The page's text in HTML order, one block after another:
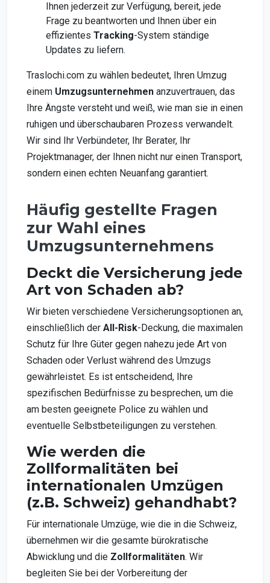
Ihnen jederzeit zur Verfügung, bereit, jede
Frage zu beantworten und Ihnen über ein
effizientes Tracking-System ständige
Updates zu liefern.
Traslochi.com zu wählen bedeutet, Ihren Umzug
einem Umzugsunternehmen anzuvertrauen, das
Ihre Ängste versteht und weiß, wie man sie in einen
ruhigen und überschaubaren Prozess verwandelt.
Wir sind Ihr Verbündeter, Ihr Berater, Ihr
Projektmanager, der Ihnen nicht nur einen Transport,
sondern einen echten Neuanfang garantiert.
Häufig gestellte Fragen
zur Wahl eines
Umzugsunternehmens
Deckt die Versicherung jede
Art von Schaden ab?
Wir bieten verschiedene Versicherungsoptionen an,
einschließlich der All-Risk-Deckung, die maximalen
Schutz für Ihre Güter gegen nahezu jede Art von
Schaden oder Verlust während des Umzugs
gewährleistet. Es ist entscheidend, Ihre
spezifischen Bedürfnisse zu besprechen, um die
am besten geeignete Police zu wählen und
eventuelle Selbstbeteiligungen zu verstehen.
Wie werden die
Zollformalitäten bei
internationalen Umzügen
(z.B. Schweiz) gehandhabt?
Für internationale Umzüge, wie die in die Schweiz,
übernehmen wir die gesamte bürokratische
Abwicklung und die Zollformalitäten. Wir
begleiten Sie bei der Vorbereitung der